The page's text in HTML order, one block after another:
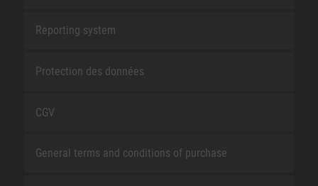
Reporting system
Protection des données
CGV
General terms and conditions of purchase